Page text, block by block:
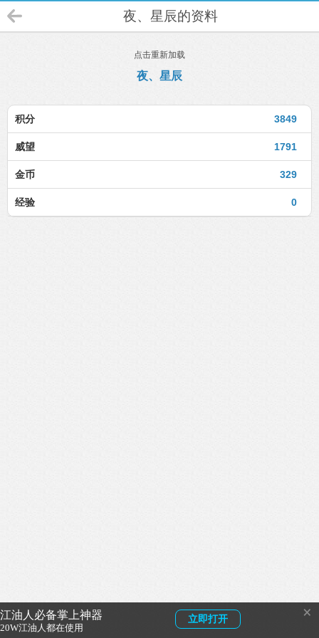
江油人必备掌上神器
20W江油人都在使用
立即打开 ×
夜、星辰的资料
点击重新加载
夜、星辰
3849
积分
1791
威望
329
金币
0
经验